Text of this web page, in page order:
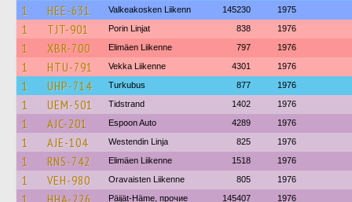
1 HEE-631 Valkeakosken Liikenn 145230 1975
1 TJT-901 Porin Linjat 838 1976
1 XBR-700 Elimäen Liikenne 797 1976
1 HTU-791 Vekka Liikenne 4301 1976
1 UHP-714 Turkubus 877 1976
1 UEM-501 Tidstrand 1402 1976
1 AJC-201 Espoon Auto 4289 1976
1 AJE-104 Westendin Linja 825 1976
1 RNS-742 Elimäen Liikenne 1518 1976
1 VEH-980 Oravaisten Liikenne 805 1976
1 HHA-226 Päijät-Häme, прочие 145407 1976